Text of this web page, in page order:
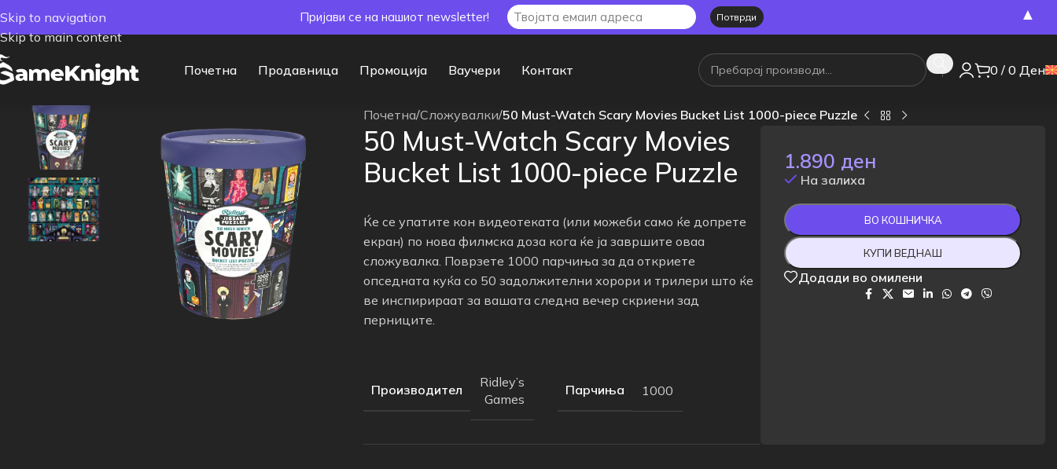
Skip to navigation
Skip to main content
Почетна Продавница Промоција Ваучери Контакт 0 / 0 Ден
Почетна/Сложувалки/50 Must-Watch Scary Movies Bucket List 1000-piece Puzzle
50 Must-Watch Scary Movies
Bucket List 1000-piece Puzzle
Ќе се упатите кон видеотеката (или можеби само ќе допрете
екран) по нова филмска доза кога ќе ја завршите оваа
сложувалка. Поврзете 1000 парчиња за да откриете
опседната куќа со 50 задолжителни хорори и трилери што ќе
ве инспирираат за вашата следна вечер скриени зад
перниците.
Производител
Ridley’s
Games
Парчиња 1000
1.890 ден
На залиха
ВО КОШНИЧКА
КУПИ ВЕДНАШ
Додади во омилени
Пријави се на нашиот newsletter! ▲